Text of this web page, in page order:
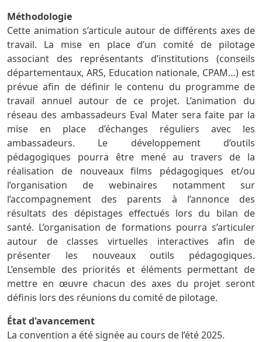
Méthodologie
Cette animation s’articule autour de différents axes de
travail. La mise en place d’un comité de pilotage
associant des représentants d’institutions (conseils
départementaux, ARS, Education nationale, CPAM…) est
prévue afin de définir le contenu du programme de
travail annuel autour de ce projet. L’animation du
réseau des ambassadeurs Eval Mater sera faite par la
mise en place d’échanges réguliers avec les
ambassadeurs. Le développement d’outils
pédagogiques pourra être mené au travers de la
réalisation de nouveaux films pédagogiques et/ou
l’organisation de webinaires notamment sur
l’accompagnement des parents à l’annonce des
résultats des dépistages effectués lors du bilan de
santé. L’organisation de formations pourra s’articuler
autour de classes virtuelles interactives afin de
présenter les nouveaux outils pédagogiques.
L’ensemble des priorités et éléments permettant de
mettre en œuvre chacun des axes du projet seront
définis lors des réunions du comité de pilotage.
État d'avancement
La convention a été signée au cours de l’été 2025.